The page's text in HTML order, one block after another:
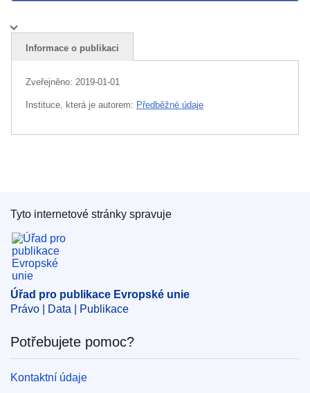
Informace o publikaci
Zveřejněno: 2019-01-01
Instituce, která je autorem: Předběžné údaje
Úřad pro publikace Evropské unie
Tyto internetové stránky spravuje
Úřad pro publikace Evropské unie
Právo | Data | Publikace
Potřebujete pomoc?
Kontaktní údaje